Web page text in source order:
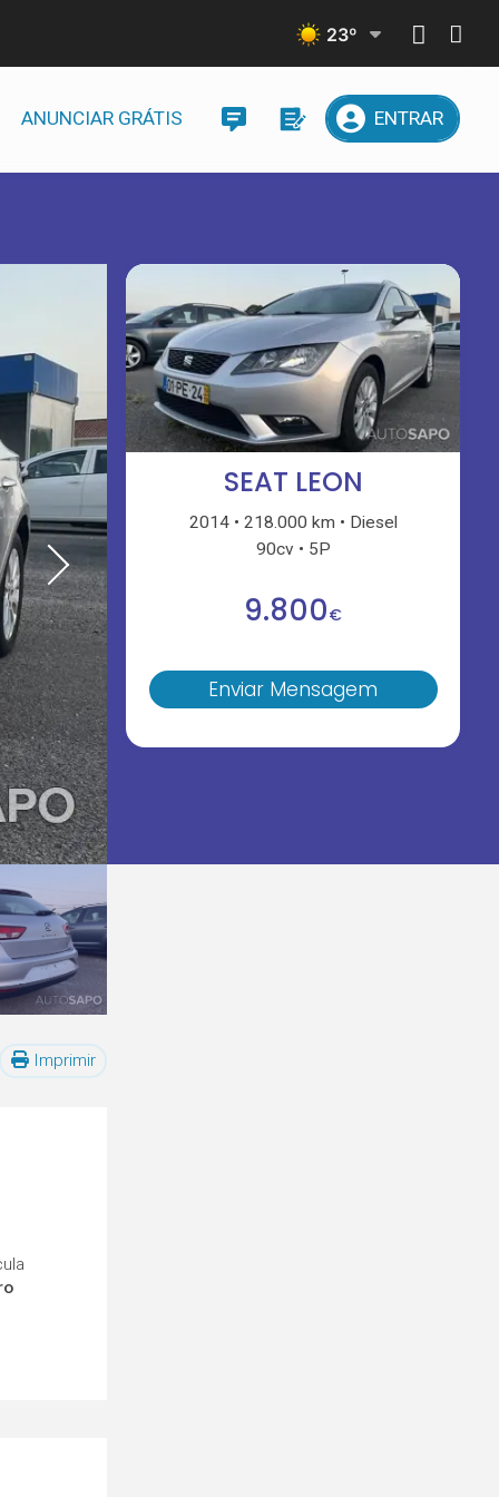
23º
ANUNCIAR GRÁTIS ENTRAR
SEAT LEON
2014 218.000 km
Diesel
90cv
5P
9.800€
Enviar Mensagem
Imprimir